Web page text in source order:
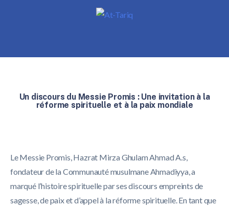
Un discours du Messie Promis : Une invitation à la
réforme spirituelle et à la paix mondiale
Le Messie Promis, Hazrat Mirza Ghulam Ahmad A.s,
fondateur de la Communauté musulmane Ahmadiyya, a
marqué l’histoire spirituelle par ses discours empreints de
sagesse, de paix et d’appel à la réforme spirituelle. En tant que